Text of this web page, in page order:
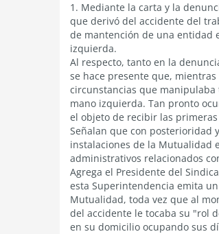
1. Mediante la carta y la
que derivó del accidente del
de mantención de una entidad
izquierda.
Al respecto, tanto en la
se hace presente que,
circunstancias que
mano izquierda. Tan pronto
el objeto de recibir las
Señalan que con posterioridad
instalaciones de la Mutualidad
administrativos relacionados
Agrega el Presidente del
esta Superintendencia emita
Mutualidad, toda vez que al
del accidente le tocaba su "rol
en su domicilio ocupando sus